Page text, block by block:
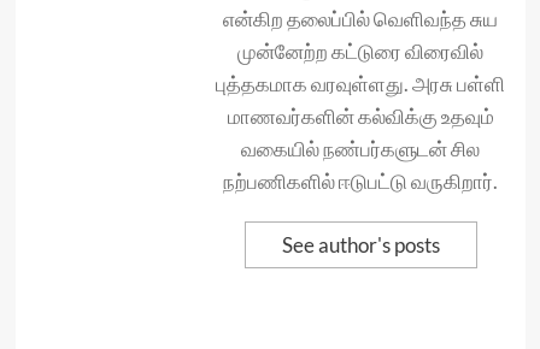
என்கிற தலைப்பில் வெளிவந்த சுய
முன்னேற்ற கட்டுரை விரைவில்
புத்தகமாக வரவுள்ளது. அரசு பள்ளி
மாணவர்களின் கல்விக்கு உதவும்
வகையில் நண்பர்களுடன் சில
நற்பணிகளில் ஈடுபட்டு வருகிறார்.
See author's posts